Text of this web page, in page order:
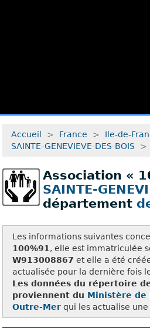
Accueil > France > Ile-de-
SAINTE-GENEVIEVE-DES-BOIS
>
Association «
SAINTE-
département
Les informations suivantes
100%91 , elle est immatriculée
W913008867 et elle a été
actualisée pour la dernière fois
Les données du répertoire
proviennent du Ministère
Outre-Mer qui les actualise